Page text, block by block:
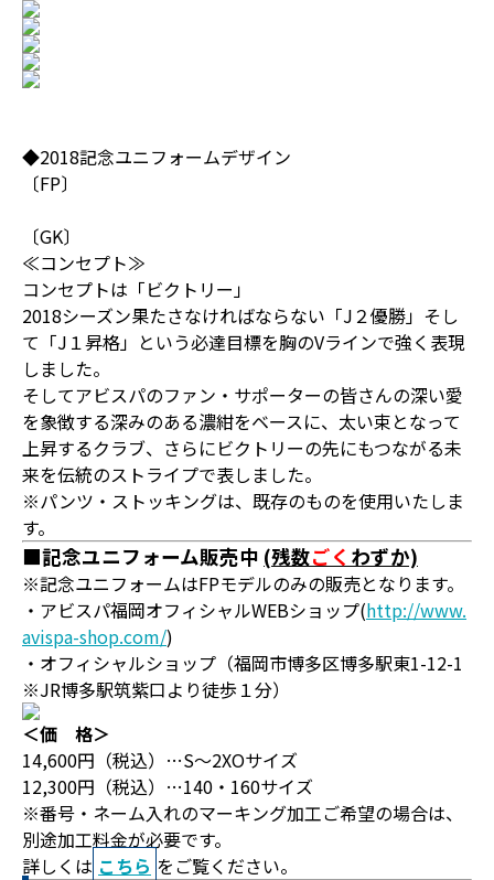
◆2018記念ユニフォームデザイン
〔FP〕
〔GK〕
≪コンセプト≫
コンセプトは「ビクトリー」
2018シーズン果たさなければならない「J２優勝」そし
て「J１昇格」という必達目標を胸のVラインで強く表現
しました。
そしてアビスパのファン・サポーターの皆さんの深い愛
を象徴する深みのある濃紺をベースに、太い束となって
上昇するクラブ、さらにビクトリーの先にもつながる未
来を伝統のストライプで表しました。
※パンツ・ストッキングは、既存のものを使用いたしま
す。
■記念ユニフォーム販売中 (残数ごく わずか)
※記念ユニフォームはFPモデルのみの販売となります。
・アビスパ福岡オフィシャルWEBショップ(http://www.
avispa-shop.com/)
・オフィシャルショップ（福岡市博多区博多駅東1-12-1
※JR博多駅筑紫口より徒歩１分）
＜価 格＞
14,600円（税込）…S～2XOサイズ
12,300円（税込）…140・160サイズ
※番号・ネーム入れのマーキング加工ご希望の場合は、
別途加工料金が必要です。
詳しくは こちら をご覧ください。